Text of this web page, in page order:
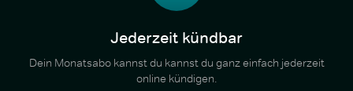
Jederzeit kündbar
Dein Monatsabo kannst du kannst du ganz einfach jederzeit
online kündigen.